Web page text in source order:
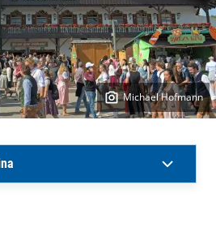
Michael Hofmann